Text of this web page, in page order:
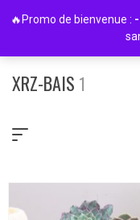
XRZ-BAIS 1
🔥Promo de bienvenue :